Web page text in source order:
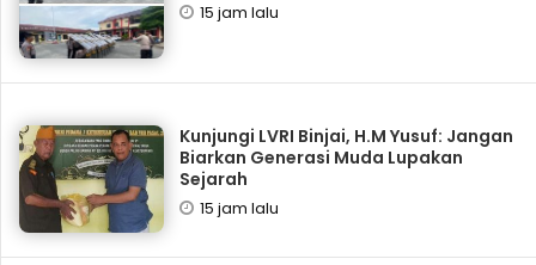
15 jam lalu
Kunjungi LVRI Binjai, H.M Yusuf: Jangan
Biarkan Generasi Muda Lupakan
Sejarah
15 jam lalu